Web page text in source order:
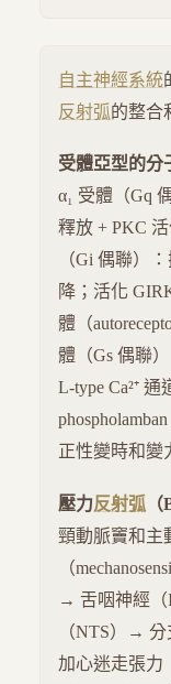
自主神經系統
反射弧的整合
受體亞型的分
α₁ 受體（Gq
釋放 + PKC
（Gi 偶聯）
降；活化
體（
體（Gs 偶聯
L-type Ca²⁺ 通
正性變時和變
壓力反射弧
頸動脈竇和主
（
→ 舌咽神經
（NTS）→
加心迷走張力